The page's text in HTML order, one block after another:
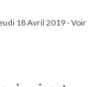
18 Avril 2019 - Voir